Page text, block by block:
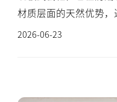
材质层面的天然优势
用持续增长，是家居行
2026-06-23